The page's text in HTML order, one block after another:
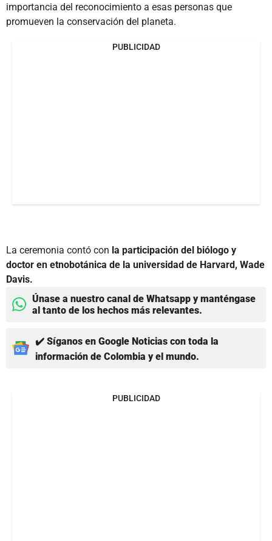
importancia del reconocimiento a esas personas que
promueven la conservación del planeta.
PUBLICIDAD
La ceremonia contó con la participación del biólogo y
doctor en etnobotánica de la universidad de Harvard, Wade
Davis.
Únase a nuestro canal de Whatsapp y manténgase
al tanto de los hechos más relevantes.
✔️ Síganos en Google Noticias con toda la
información de Colombia y el mundo.
PUBLICIDAD